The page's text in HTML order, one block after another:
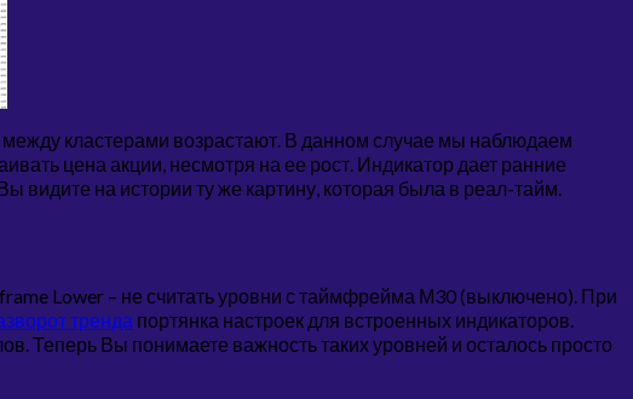
между кластерами возрастают. В данном случае мы наблюдаем
цена акции, несмотря на ее рост. Индикатор дает ранние
на истории ту же картину, которая была в реал-тайм.
Lower – не считать уровни с таймфрейма М30 (выключено). При
тренда портянка настроек для встроенных индикаторов.
Теперь Вы понимаете важность таких уровней и осталось просто